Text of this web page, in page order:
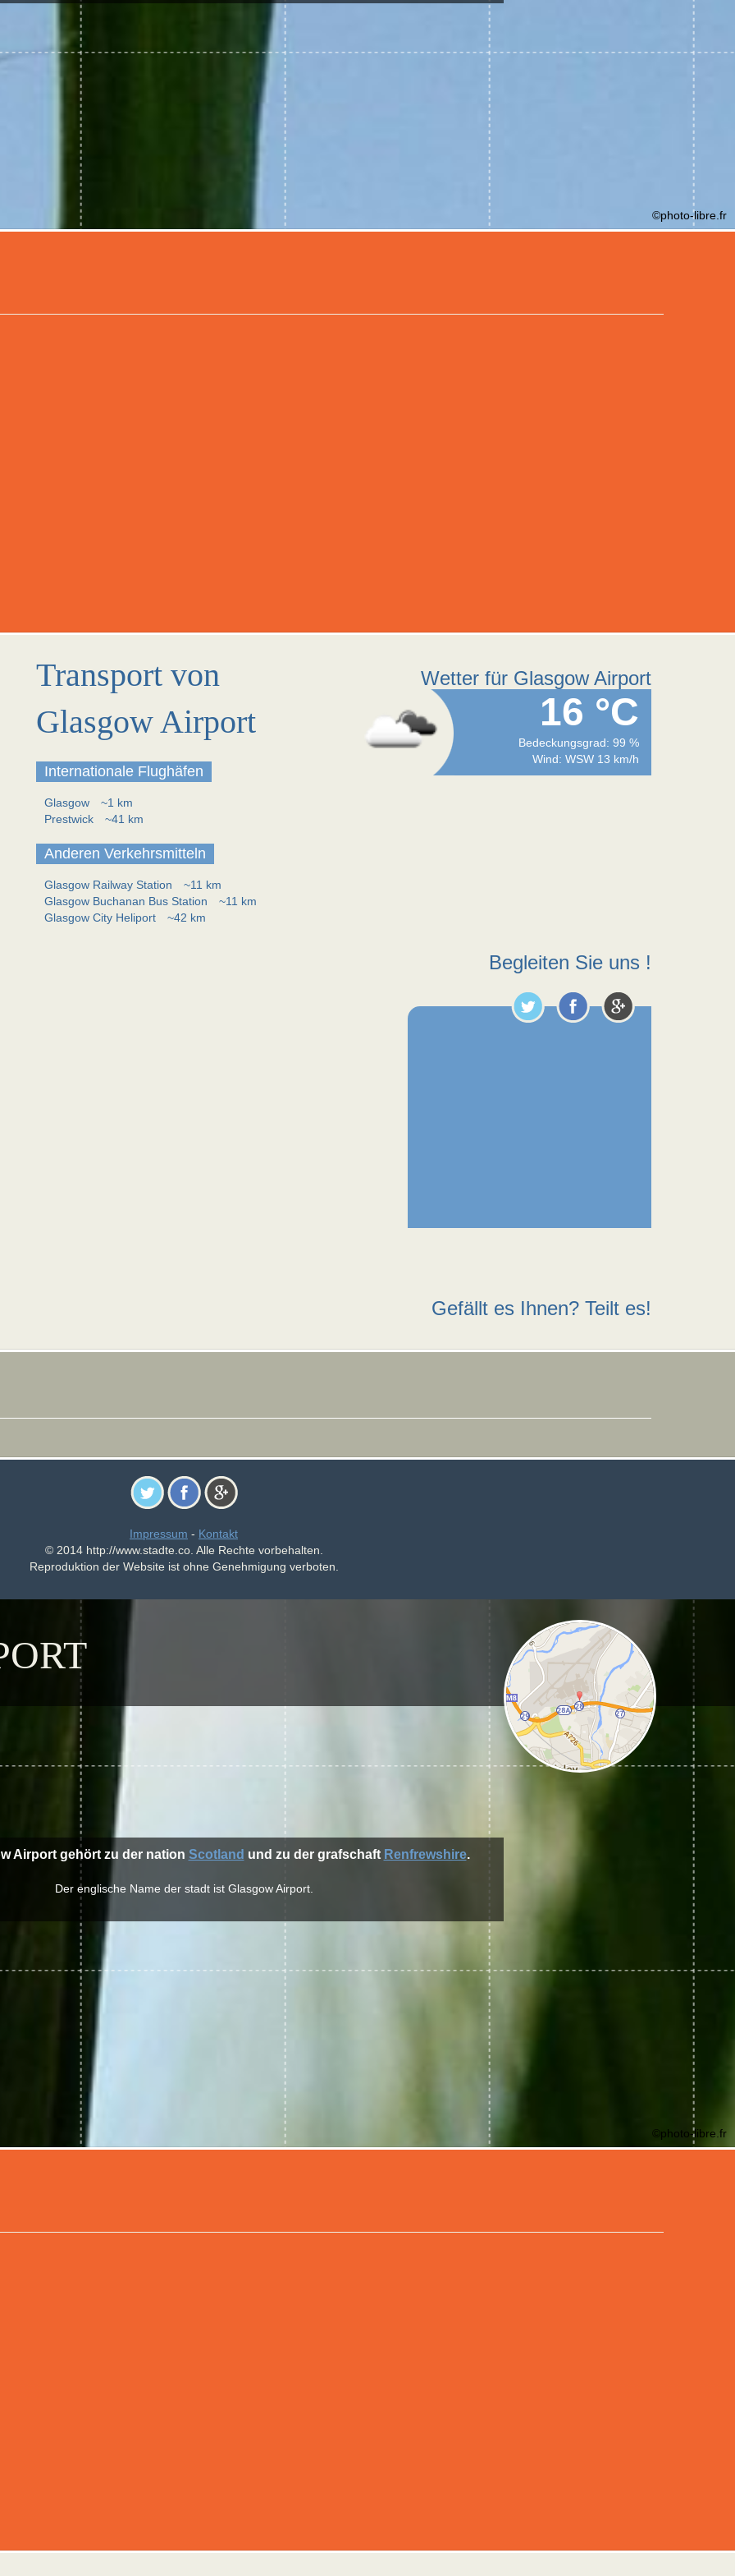
©photo-libre.fr
Transport von
Glasgow Airport
Internationale Flughäfen
Glasgow
~1 km
Prestwick
~41 km
Anderen Verkehrsmitteln
Glasgow Railway Station
~11 km
Glasgow Buchanan Bus Station
~11 km
Glasgow City Heliport
~42 km
Wetter für Glasgow Airport
16 °C
Bedeckungsgrad: 99 %
Wind: WSW 13 km/h
Begleiten Sie uns !
Gefällt es Ihnen? Teilt es!
Impressum - Kontakt
© 2014 http://www.stadte.co. Alle Rechte vorbehalten.
Reproduktion der Website ist ohne Genehmigung verboten.
Airport gehört zu der nation Scotland und zu der grafschaft Renfrewshire.
Der englische Name der stadt ist Glasgow Airport.
©photo-libre.fr